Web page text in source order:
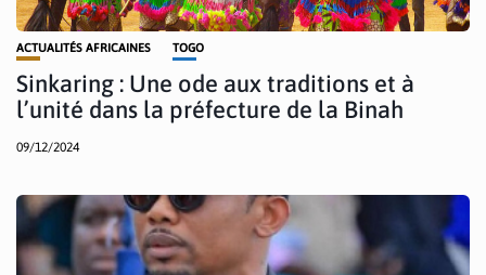
ACTUALITÉS AFRICAINES TOGO
Sinkaring : Une ode aux traditions et à
l’unité dans la préfecture de la Binah
09/12/2024